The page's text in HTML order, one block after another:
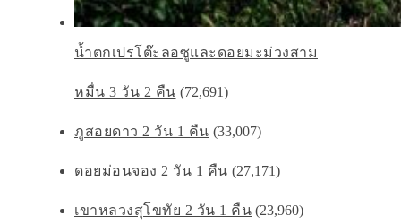
น้ำตกเปรโต๊ะลอซูและดอยมะม่วงสาม
หมื่น 3 วัน 2 คืน (72,691)
ภูสอยดาว 2 วัน 1 คืน (33,007)
ดอยม่อนจอง 2 วัน 1 คืน (27,171)
เขาหลวงสุโขทัย 2 วัน 1 คืน (23,960)